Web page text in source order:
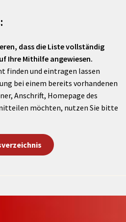
dass die Liste vollständig
Ihre Mithilfe angewiesen.
finden und eintragen lassen
bei einem bereits vorhandenen
Anschrift, Homepage des
möchten, nutzen Sie bitte